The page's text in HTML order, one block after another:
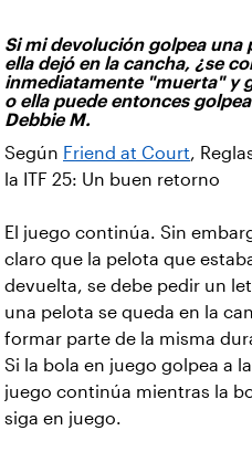
Si mi devolución golpea una
ella dejó en la cancha, ¿se
inmediatamente "muerta" y
o ella puede entonces
Debbie M.
Según Friend at Court,
la ITF 25: Un buen retorno
El juego continúa. Sin
claro que la pelota que
devuelta, se debe pedir un
una pelota se queda en la
formar parte de la misma
Si la bola en juego golpea a
juego continúa mientras la
siga en juego.